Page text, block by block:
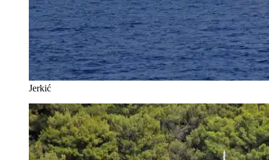
Jerkić